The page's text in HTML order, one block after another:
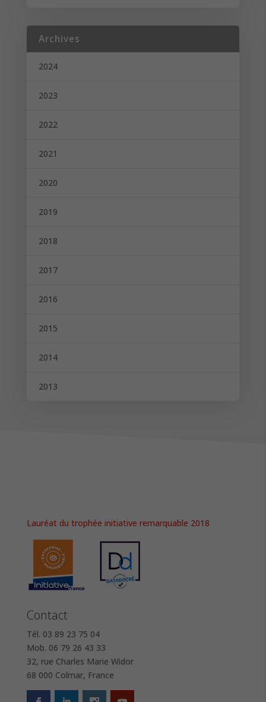
Archives
2024
2023
2022
2021
2020
2019
2018
2017
2016
2015
2014
2013
Lauréat du trophée initiative remarquable 2018
Contact
Tél. 03 89 23 75 04
Mob. 06 79 26 43 33
32, rue Charles Marie Widor
68 000 Colmar, France